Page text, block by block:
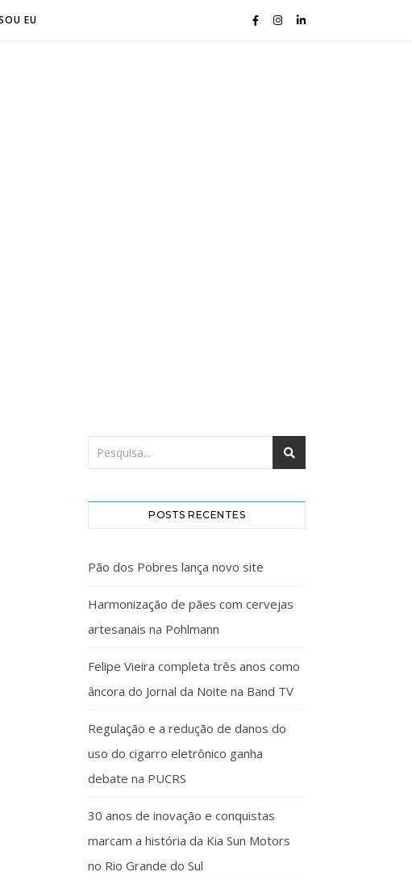
EU
POSTS RECENTES
Pão dos Pobres lança novo site
Harmonização de pães com cervejas
artesanais na Pohlmann
Felipe Vieira completa três anos como
âncora do Jornal da Noite na Band TV
Regulação e a redução de danos do
uso do cigarro eletrônico ganha
debate na PUCRS
30 anos de inovação e conquistas
marcam a história da Kia Sun Motors
no Rio Grande do Sul